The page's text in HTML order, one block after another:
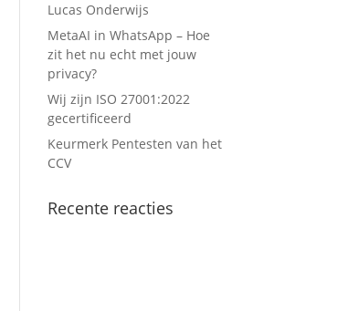
Lucas Onderwijs
MetaAI in WhatsApp – Hoe
zit het nu echt met jouw
privacy?
Wij zijn ISO 27001:2022
gecertificeerd
Keurmerk Pentesten van het
CCV
Recente reacties